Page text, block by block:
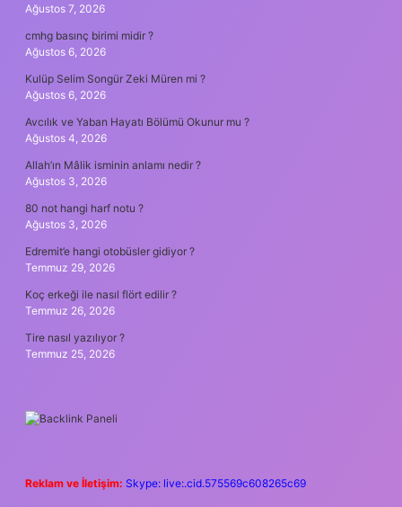
Ağustos 7, 2026
cmhg basınç birimi midir ?
Ağustos 6, 2026
Kulüp Selim Songür Zeki Müren mi ?
Ağustos 6, 2026
Avcılık ve Yaban Hayatı Bölümü Okunur mu ?
Ağustos 4, 2026
Allah’ın Mâlik isminin anlamı nedir ?
Ağustos 3, 2026
80 not hangi harf notu ?
Ağustos 3, 2026
Edremit’e hangi otobüsler gidiyor ?
Temmuz 29, 2026
Koç erkeği ile nasıl flört edilir ?
Temmuz 26, 2026
Tire nasıl yazılıyor ?
Temmuz 25, 2026
Reklam ve İletişim: Skype: live:.cid.575569c608265c69